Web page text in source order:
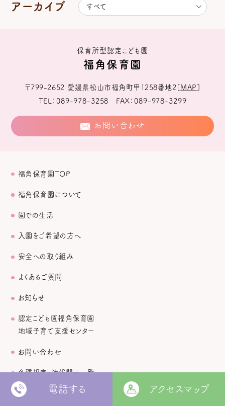
アーカイブ
保育所型認定こども園
福角保育園
〒799-2652 愛媛県松山市福角町甲1258番地2 [MAP ]
TEL
089-978-3258 FAX 089-978-3299
お問い合わせ
福角保育園TOP
福角保育園について
園での生活
入園をご希望の方へ
安全への取り組み
よくあるご質問
お知らせ
認定こども園福角保育園
地域子育て支援センター
お問い合わせ
各種規定・情報開示一覧
個人情報保護方針
電話する アクセスマップ